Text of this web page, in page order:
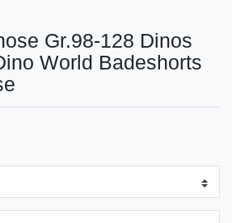
Gr.98-128 Dinos
World Badeshorts